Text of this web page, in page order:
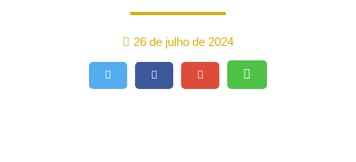
26 de julho de 2024